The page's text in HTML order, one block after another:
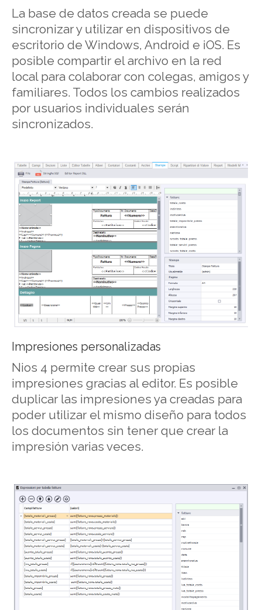
La base de datos creada se puede
sincronizar y utilizar en dispositivos de
escritorio de Windows, Android e iOS. Es
posible compartir el archivo en la red
local para colaborar con colegas, amigos y
familiares. Todos los cambios realizados
por usuarios individuales serán
sincronizados.
Impresiones personalizadas
Nios 4 permite crear sus propias
impresiones gracias al editor. Es posible
duplicar las impresiones ya creadas para
poder utilizar el mismo diseño para todos
los documentos sin tener que crear la
impresión varias veces.